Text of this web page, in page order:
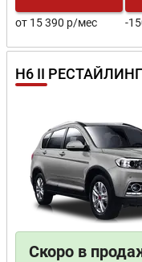
от 15 390 р/мес -
H6 II РЕСТАЙЛИНГ
Скоро в